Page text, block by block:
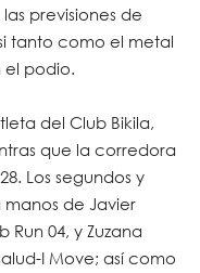
previsiones de
tanto como el metal
podio.
del Club Bikila,
que la corredora
Los segundos y
de Javier
04, y Zuzana
I Move; así como